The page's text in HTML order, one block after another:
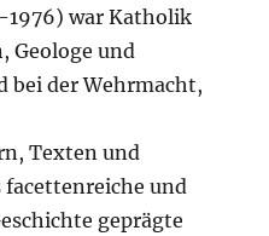
1976) war Katholik
Geologe und
bei der Wehrmacht,
Texten und
facettenreiche und
geprägte